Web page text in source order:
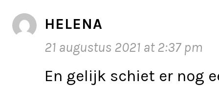
HELENA
21 augustus 2021 at 2:37 pm
En gelijk schiet er nog